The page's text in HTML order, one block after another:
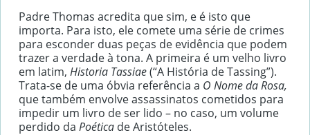
Padre Thomas acredita que sim, e é isto que
importa. Para isto, ele comete uma série de crimes
para esconder duas peças de evidência que podem
trazer a verdade à tona. A primeira é um velho livro
em latim, Historia Tassiae(“A História de Tassing”).
Trata-se de uma óbvia referência a O Nome da Rosa,
que também envolve assassinatos cometidos para
impedir um livro de ser lido – no caso, um volume
perdido da Poética de Aristóteles.